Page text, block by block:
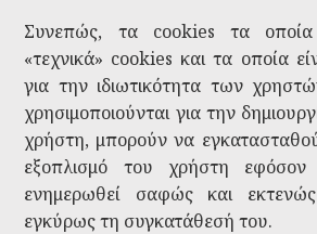
Συνεπώς, τα cookies τα
«τεχνικά» cookies και τα οποία
για την ιδιωτικότητα των
χρησιμοποιούνται για την
χρήστη, μπορούν να
εξοπλισμό του χρήστη
ενημερωθεί σαφώς και
εγκύρως τη συγκατάθεσή του.